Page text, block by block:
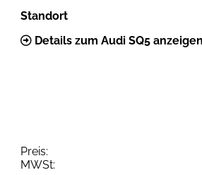
Standort
Details zum Audi SQ5 anzeigen
Preis:
MWSt: